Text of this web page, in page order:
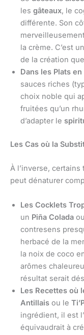
les gâteaux, le
différente. Son
la crème. C’est
de la création
Dans les Plats en
sauces riches
choix noble qui
fruitées qu’un
d’adapter le
Les Cas où la
À l’inverse,
peut dénaturer
Les Cocklets
un Piña Colada
contresens
herbacé de la
la noix de coco
arômes
résultat serait
Les Recettes où
Antillais ou le
ingrédient, il est
équivaudrait à